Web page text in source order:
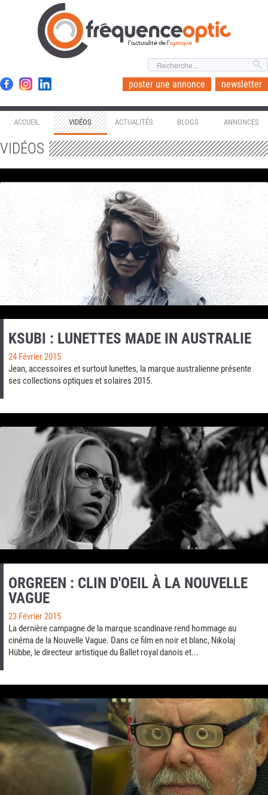
l'actualité de l'optique
poster une annonce newsletter
ACCUEIL VIDÉOS ACTUALITÉS BLOGS ANNONCES
VIDÉOS
KSUBI : LUNETTES MADE IN AUSTRALIE
24 Février 2015
Jean, accessoires et surtout lunettes, la marque australienne présente
ses collections optiques et solaires 2015.
ORGREEN : CLIN D'OEIL À LA NOUVELLE
VAGUE
23 Février 2015
La dernière campagne de la marque scandinave rend hommage au
cinéma de la Nouvelle Vague. Dans ce film en noir et blanc, Nikolaj
Hübbe, le directeur artistique du Ballet royal danois et...